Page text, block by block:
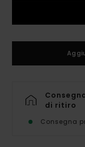
di ritiro
Consegna